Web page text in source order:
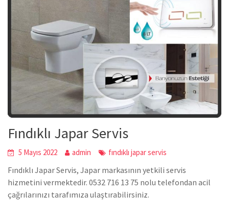
Fındıklı Japar Servis
5 Mayıs 2022 admin fındıklı japar servis
Fındıklı Japar Servis, Japar markasının yetkili servis
hizmetini vermektedir. 0532 716 13 75 nolu telefondan acil
çağrılarınızı tarafımıza ulaştırabilirsiniz.